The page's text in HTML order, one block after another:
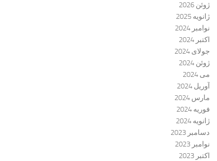
ژوئن 2026
ژانویه 2025
نوامبر 2024
اکتبر 2024
جولای 2024
ژوئن 2024
می 2024
آوریل 2024
مارس 2024
فوریه 2024
ژانویه 2024
دسامبر 2023
نوامبر 2023
اکتبر 2023